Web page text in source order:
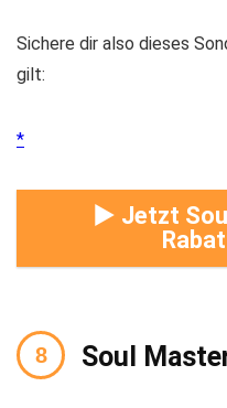
Sichere dir also dieses
gilt:
► Jetzt
Soul